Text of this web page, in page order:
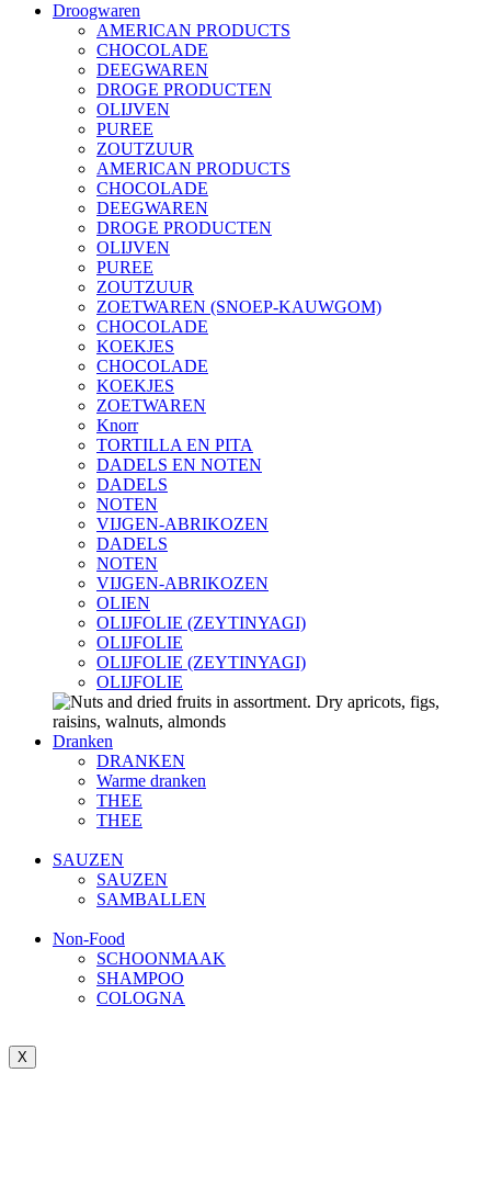
Droogwaren
AMERICAN PRODUCTS
CHOCOLADE
DEEGWAREN
DROGE PRODUCTEN
OLIJVEN
PUREE
ZOUTZUUR
AMERICAN PRODUCTS
CHOCOLADE
DEEGWAREN
DROGE PRODUCTEN
OLIJVEN
PUREE
ZOUTZUUR
ZOETWAREN (SNOEP-KAUWGOM)
CHOCOLADE
KOEKJES
CHOCOLADE
KOEKJES
ZOETWAREN
Knorr
TORTILLA EN PITA
DADELS EN NOTEN
DADELS
NOTEN
VIJGEN-ABRIKOZEN
DADELS
NOTEN
VIJGEN-ABRIKOZEN
OLIEN
OLIJFOLIE (ZEYTINYAGI)
OLIJFOLIE
OLIJFOLIE (ZEYTINYAGI)
OLIJFOLIE
Dranken
DRANKEN
Warme dranken
THEE
THEE
SAUZEN
SAUZEN
SAMBALLEN
Non-Food
SCHOONMAAK
SHAMPOO
COLOGNA
X